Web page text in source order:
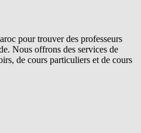
pour trouver des professeurs
Nous offrons des services de
de cours particuliers et de cours